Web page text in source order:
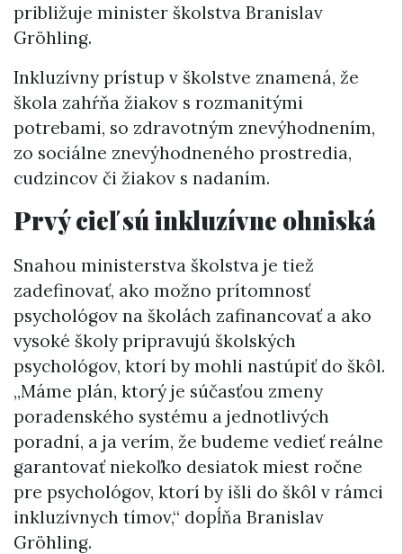
približuje minister školstva Branislav
Gröhling.
Inkluzívny prístup v školstve znamená, že
škola zahŕňa žiakov s rozmanitými
potrebami, so zdravotným znevýhodnením,
zo sociálne znevýhodneného prostredia,
cudzincov či žiakov s nadaním.
Prvý cieľ sú inkluzívne ohniská
Snahou ministerstva školstva je tiež
zadefinovať, ako možno prítomnosť
psychológov na školách zafinancovať a ako
vysoké školy pripravujú školských
psychológov, ktorí by mohli nastúpiť do škôl.
„Máme plán, ktorý je súčasťou zmeny
poradenského systému a jednotlivých
poradní, a ja verím, že budeme vedieť reálne
garantovať niekoľko desiatok miest ročne
pre psychológov, ktorí by išli do škôl v rámci
inkluzívnych tímov,“ dopĺňa Branislav
Gröhling.